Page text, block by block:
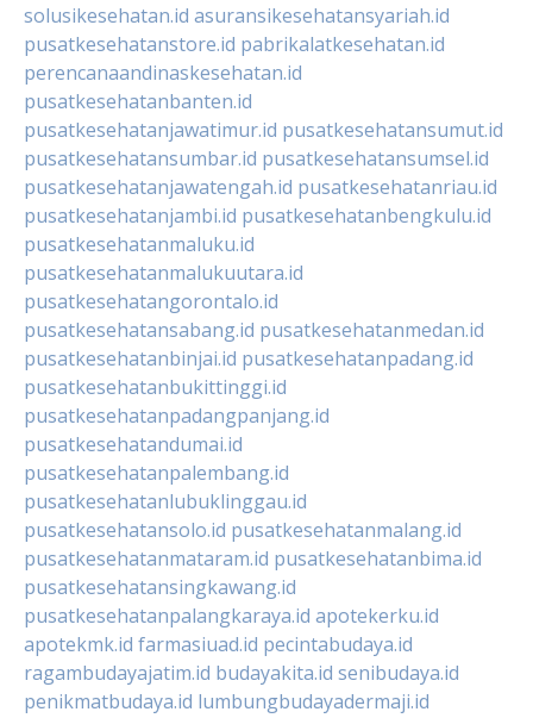
solusikesehatan.id asuransikesehatansyariah.id
pusatkesehatanstore.id pabrikalatkesehatan.id
perencanaandinaskesehatan.id
pusatkesehatanbanten.id
pusatkesehatanjawatimur.id pusatkesehatansumut.id
pusatkesehatansumbar.id pusatkesehatansumsel.id
pusatkesehatanjawatengah.id pusatkesehatanriau.id
pusatkesehatanjambi.id pusatkesehatanbengkulu.id
pusatkesehatanmaluku.id
pusatkesehatanmalukuutara.id
pusatkesehatangorontalo.id
pusatkesehatansabang.id pusatkesehatanmedan.id
pusatkesehatanbinjai.id pusatkesehatanpadang.id
pusatkesehatanbukittinggi.id
pusatkesehatanpadangpanjang.id
pusatkesehatandumai.id
pusatkesehatanpalembang.id
pusatkesehatanlubuklinggau.id
pusatkesehatansolo.id pusatkesehatanmalang.id
pusatkesehatanmataram.id pusatkesehatanbima.id
pusatkesehatansingkawang.id
pusatkesehatanpalangkaraya.id apotekerku.id
apotekmk.id farmasiuad.id pecintabudaya.id
ragambudayajatim.id budayakita.id senibudaya.id
penikmatbudaya.id lumbungbudayadermaji.id